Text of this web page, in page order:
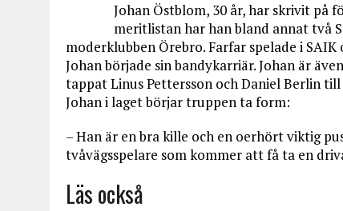
Johan Östblom, 30 år, har skrivit på
meritlistan har han bland annat två
moderklubben Örebro. Farfar spelade i
Johan började sin bandykarriär. Johan är
tappat Linus Pettersson och Daniel Berlin
Johan i laget börjar truppen ta form:
– Han är en bra kille och en oerhört viktig
tvåvägsspelare som kommer att få ta en
Läs också